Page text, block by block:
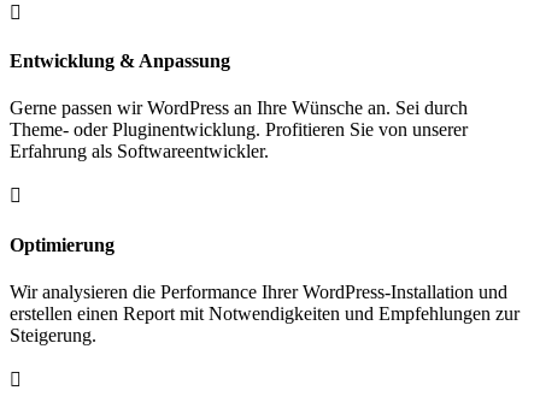

Entwicklung & Anpassung
Gerne passen wir WordPress an Ihre Wünsche an. Sei durch
Theme- oder Pluginentwicklung. Profitieren Sie von unserer
Erfahrung als Softwareentwickler.

Optimierung
Wir analysieren die Performance Ihrer WordPress-Installation und
erstellen einen Report mit Notwendigkeiten und Empfehlungen zur
Steigerung.
